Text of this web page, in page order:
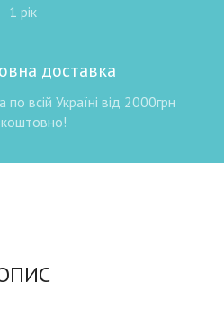
1 рік
доставка
всій Україні від 2000грн